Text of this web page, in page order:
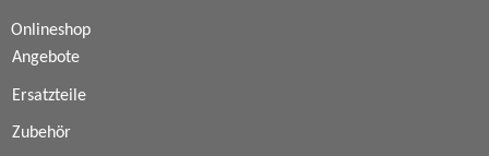
Onlineshop
Angebote
Ersatzteile
Zubehör